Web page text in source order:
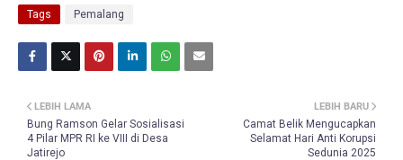
Tags Pemalang
LEBIH BARU
Camat Belik Mengucapkan
Selamat Hari Anti Korupsi
Sedunia 2025
LEBIH LAMA
Bung Ramson Gelar Sosialisasi
4 Pilar MPR RI ke VIII di Desa
Jatirejo